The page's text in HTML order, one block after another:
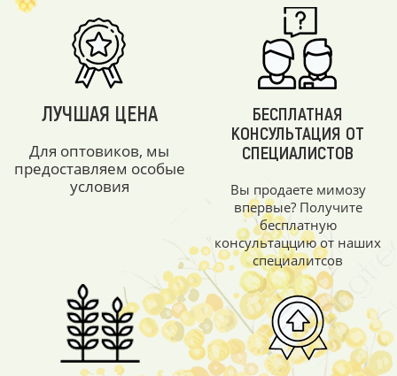
ЛУЧШАЯ ЦЕНА
Для оптовиков, мы
предоставляем особые
условия
БЕСПЛАТНАЯ
КОНСУЛЬТАЦИЯ ОТ
СПЕЦИАЛИСТОВ
Вы продаете мимозу
впервые? Получите
бесплатную
консультаццию от наших
специалитсов